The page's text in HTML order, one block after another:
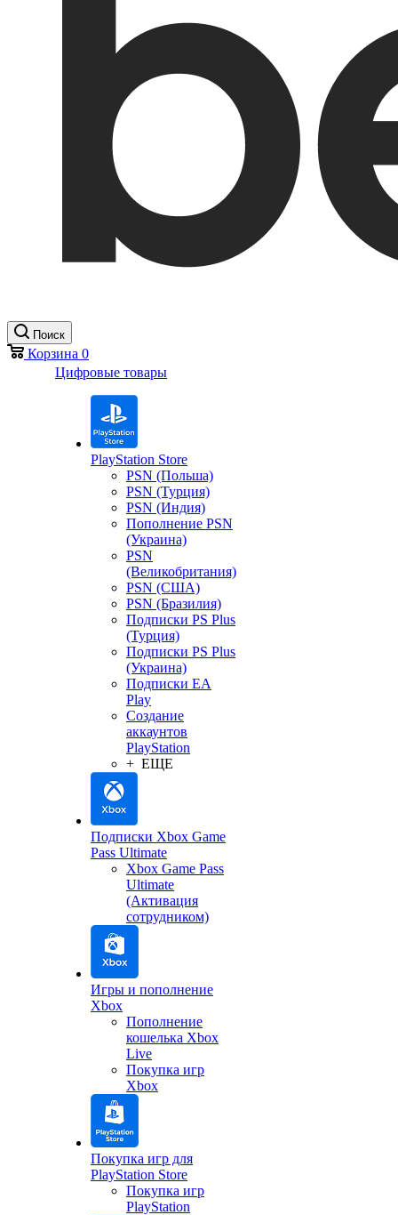
Поиск
Корзина 0
Цифровые товары
PlayStation Store
PSN (Польша)
PSN (Турция)
PSN (Индия)
Пополнение PSN
(Украина)
PSN
(Великобритания)
PSN (США)
PSN (Бразилия)
Подписки PS Plus
(Турция)
Подписки PS Plus
(Украина)
Подписки EA
Play
Создание
аккаунтов
PlayStation
+ ЕЩЕ
Подписки Xbox Game
Pass Ultimate
Xbox Game Pass
Ultimate
(Активация
сотрудником)
Игры и пополнение
Xbox
Пополнение
кошелька Xbox
Live
Покупка игр
Xbox
Покупка игр для
PlayStation Store
Покупка игр
PlayStation